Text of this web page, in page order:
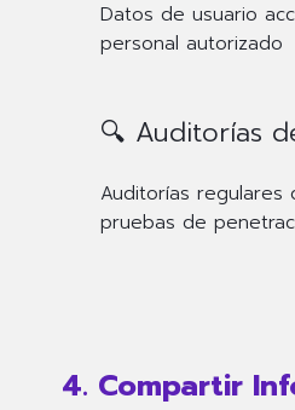
Datos de usuario
personal autorizado
🔍 Auditorías
Auditorías regulares
pruebas de
4. Compartir